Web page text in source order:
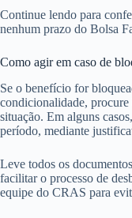
Continue lendo para
nenhum prazo do Bolsa
Como agir em caso de
Se o benefício for
condicionalidade,
situação. Em alguns
período, mediante
Leve todos os
facilitar o processo de
equipe do CRAS para